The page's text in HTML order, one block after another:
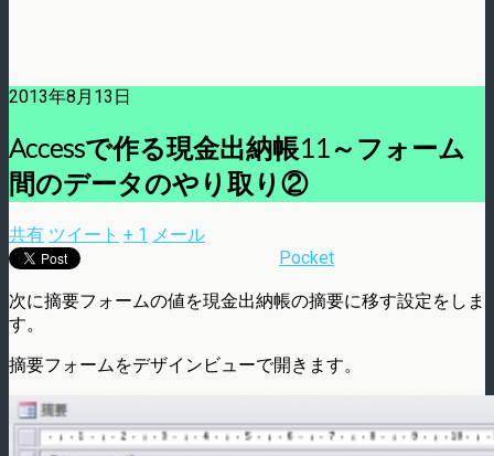
2013年8月13日
Accessで作る現金出納帳11～フォーム
間のデータのやり取り②
共有 ツイート + 1 メール
Pocket
次に摘要フォームの値を現金出納帳の摘要に移す設定をしま
す。
摘要フォームをデザインビューで開きます。